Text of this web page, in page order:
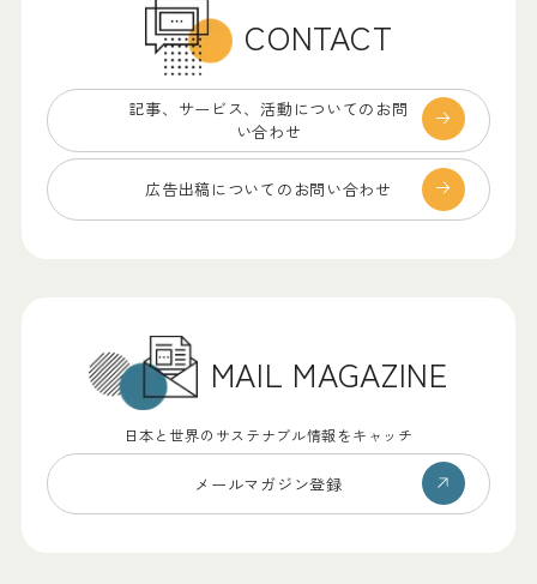
CONTACT
記事、サービス、 活動についてのお問
い合わせ
広告出稿についての お問い合わせ
MAIL MAGAZINE
日本と世界のサステナブル情報をキャッチ
メールマガジン登録